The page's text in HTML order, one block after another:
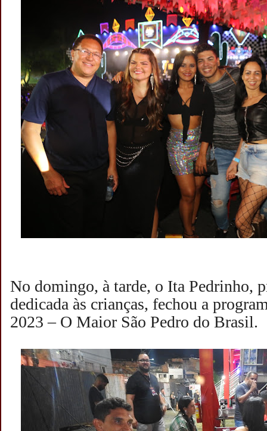
No domingo, à tarde, o Ita Pedrinho,
dedicada às crianças, fechou a
2023 – O Maior São Pedro do Brasil.